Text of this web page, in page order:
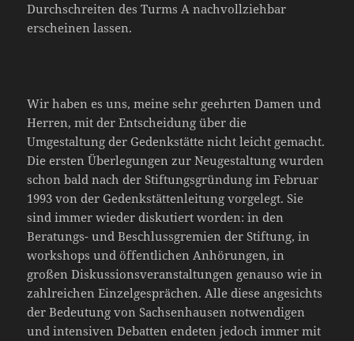
Durchschreiten des Turms A nachvollziehbar
erscheinen lassen.
Wir haben es uns, meine sehr geehrten Damen und
Herren, mit der Entscheidung über die
Umgestaltung der Gedenkstätte nicht leicht gemacht.
Die ersten Überlegungen zur Neugestaltung wurden
schon bald nach der Stiftungsgründung im Februar
1993 von der Gedenkstättenleitung vorgelegt. Sie
sind immer wieder diskutiert worden: in den
Beratungs- und Beschlussgremien der Stiftung, in
workshops und öffentlichen Anhörungen, in
großen Diskussionsveranstaltungen genauso wie in
zahlreichen Einzelgesprächen. Alle diese angesichts
der Bedeutung von Sachsenhausen notwendigen
und intensiven Debatten endeten jedoch immer mit